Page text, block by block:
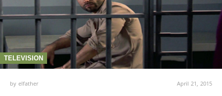
TELEVISION
byelfather April 21, 2015